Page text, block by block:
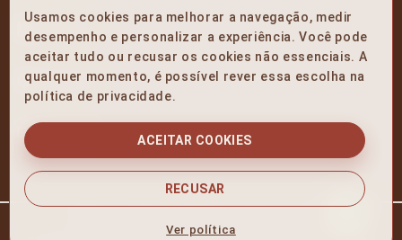
linkedin
pinterest
Política de Privacidade e Termos de Uso
Usamos cookies para melhorar a navegação, medir
desempenho e personalizar a experiência. Você pode
aceitar tudo ou recusar os cookies não essenciais. A
qualquer momento, é possível rever essa escolha na
política de privacidade.
ACEITAR COOKIES
RECUSAR
Ver política